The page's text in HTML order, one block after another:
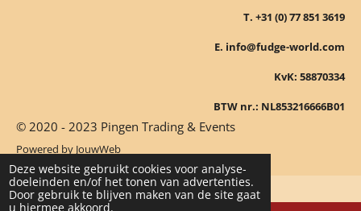
Deze website gebruikt cookies voor analyse-
doeleinden en/of het tonen van advertenties.
Door gebruik te blijven maken van de site gaat
u hiermee akkoord.
T. +31 (0) 77 851 3619
E. info@fudge-world.com
KvK: 58870334
BTW nr.: NL853216666B01
© 2020 - 2023 Pingen Trading & Events
Powered by JouwWeb